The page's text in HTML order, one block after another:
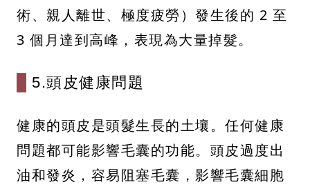
術、親人離世、極度疲勞）發生後的 2 至
3 個月達到高峰，表現為大量掉髮。
5.頭皮健康問題
健康的頭皮是頭髮生長的土壤。任何健康
問題都可能影響毛囊的功能。頭皮過度出
油和發炎，容易阻塞毛囊，影響毛囊細胞